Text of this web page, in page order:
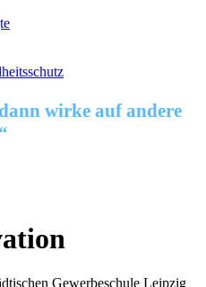
wirke auf andere
Gewerbeschule Leipzig